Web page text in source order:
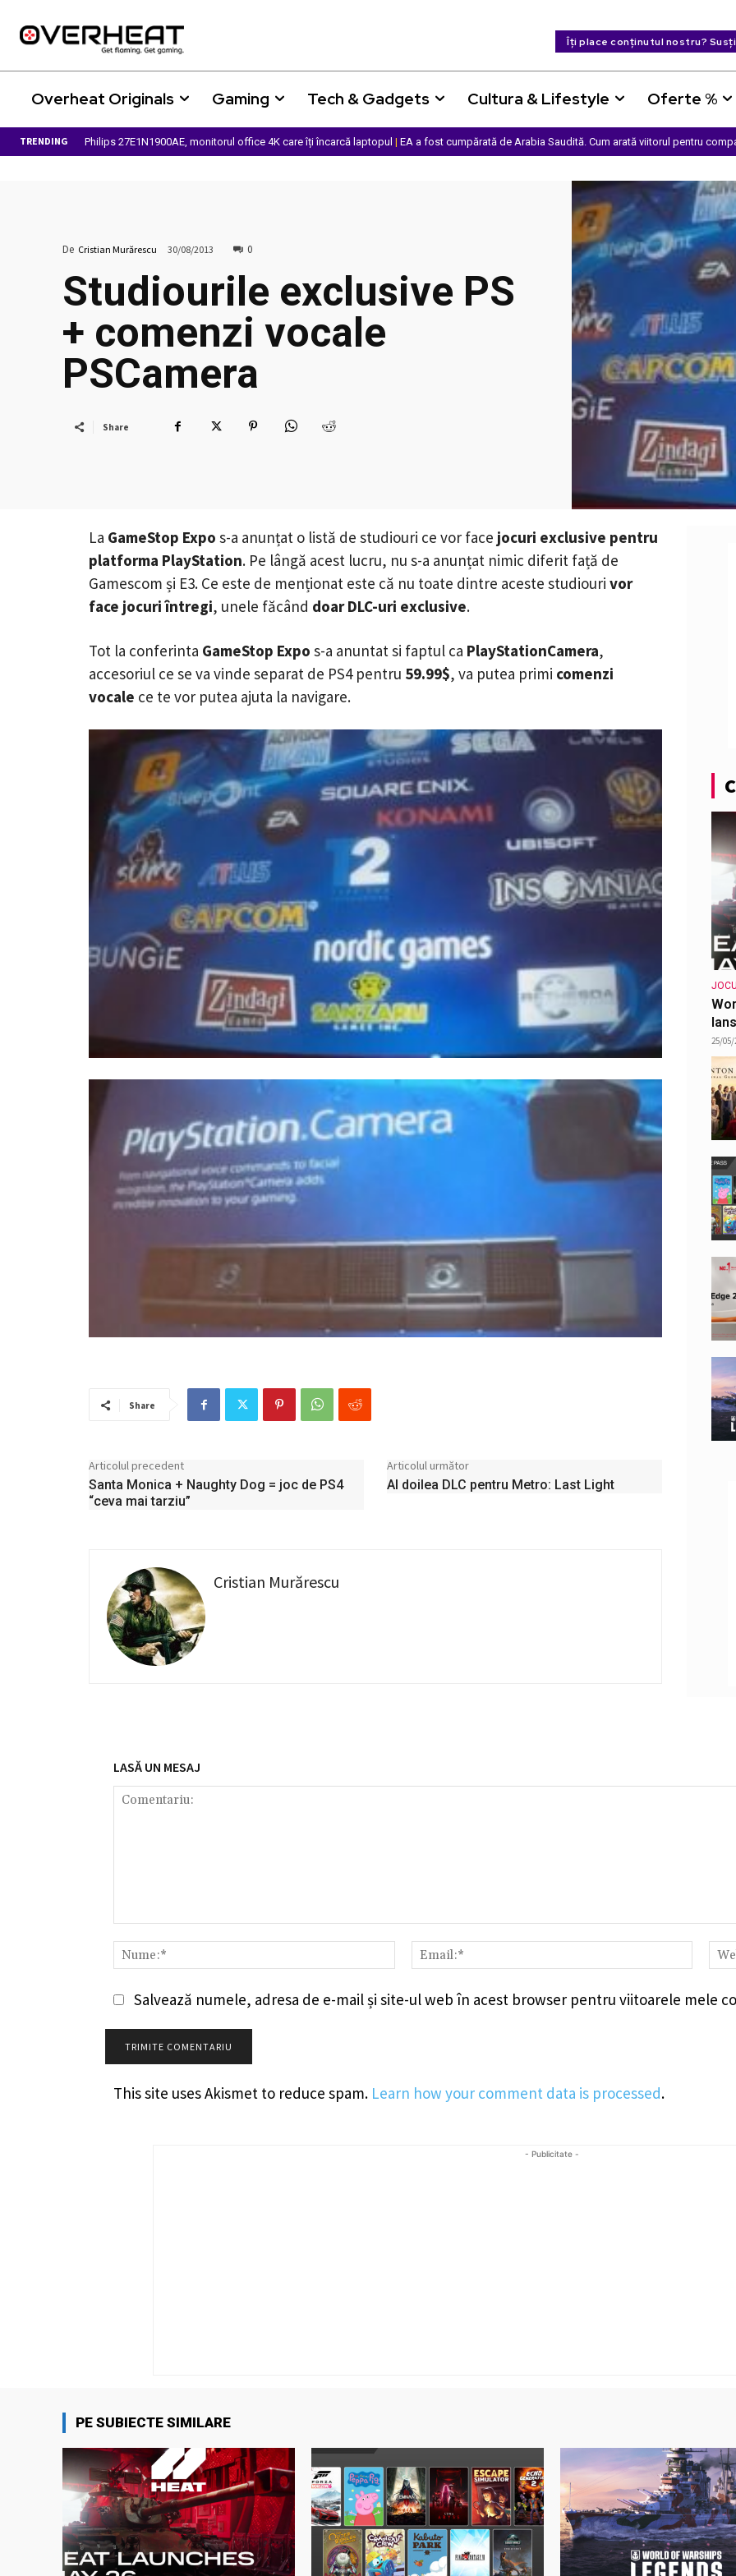
Îți place conținutul nostru?
Overheat Originals Gaming Tech & Gadgets Cultura & Lifestyle Oferte %
TRENDING Philips 27E1N1900AE, monitorul office 4K care îți încarcă laptopul | EA a fost cumpărată de Arabia Saudită. Cum arată viitorul pentru
De Cristian Murărescu 30/08/2013 0
Studiourile exclusive PS
+ comenzi vocale
PSCamera
Share
La GameStop Expo s-a anunțat o listă de studiouri ce vor face jocuri exclusive pentru
platforma PlayStation. Pe lângă acest lucru, nu s-a anunțat nimic diferit față de
Gamescom și E3. Ce este de menționat este că nu toate dintre aceste studiouri vor
face jocuri întregi, unele făcând doar DLC-uri exclusive.
Tot la conferinta GameStop Expo s-a anuntat si faptul ca PlayStationCamera,
accesoriul ce se va vinde separat de PS4 pentru 59.99$, va putea primi comenzi
vocale ce te vor putea ajuta la navigare.
Share
Articolul precedent
Santa Monica + Naughty Dog = joc de PS4
“ceva mai tarziu”
Articolul următor
Al doilea DLC pentru Metro: Last Light
Cristian Murărescu
25/05/
LASĂ UN MESAJ
Nume:*
Salvează numele, adresa de e-mail și site-ul web în acest browser pentru viitoarele mele
This site uses Akismet to reduce spam. Learn how your comment data is processed.
- Publicitate -
PE SUBIECTE SIMILARE